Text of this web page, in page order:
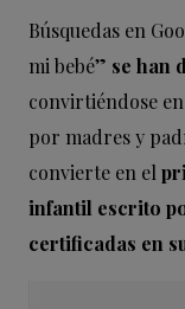
Búsquedas en
mi bebé” se han
convirtiéndose
por madres y
convierte en el
infantil escrito
certificadas en